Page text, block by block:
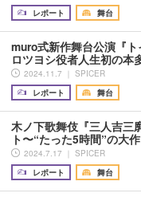
レポート
舞台
muro式新作舞台公演『
ロツヨシ役者人生初の
2024.11.7 ｜ SPICER
レポート
舞台
木ノ下歌舞伎『三人吉三
ト〜“たった5時間”の大
2024.7.17 ｜ SPICER
レポート
舞台